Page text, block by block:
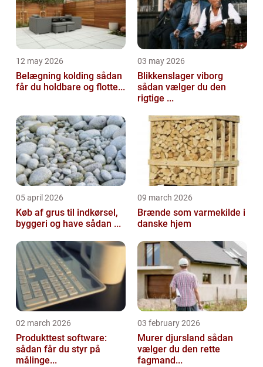
12 may 2026
Belægning kolding sådan
får du holdbare og flotte...
03 may 2026
Blikkenslager viborg
sådan vælger du den
rigtige ...
05 april 2026
Køb af grus til indkørsel,
byggeri og have sådan ...
09 march 2026
Brænde som varmekilde i
danske hjem
02 march 2026
Produkttest software:
sådan får du styr på
målinge...
03 february 2026
Murer djursland sådan
vælger du den rette
fagmand...